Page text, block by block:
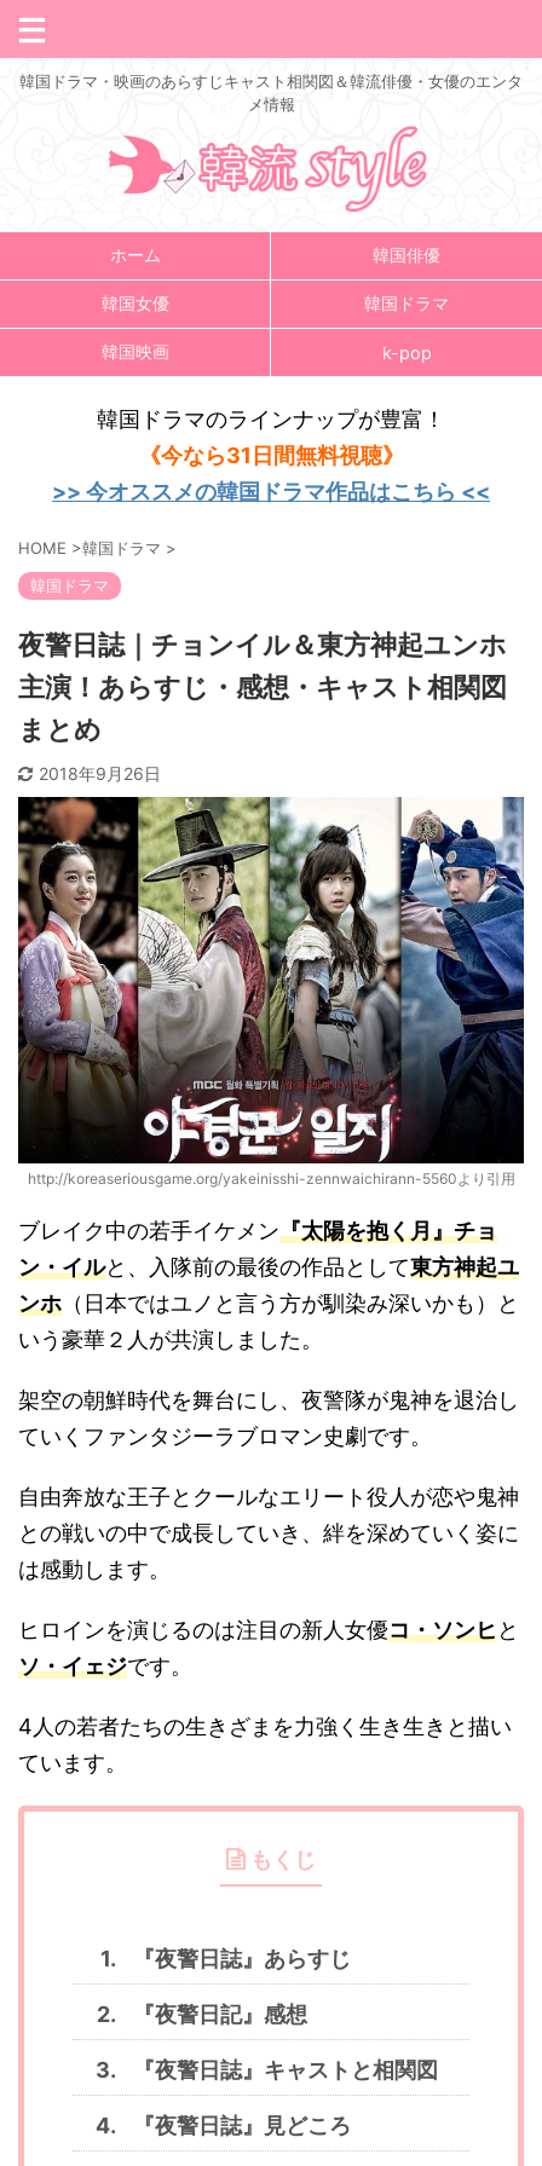
韓国ドラマ・映画のあらすじキャスト相関図＆韓流俳優・女優のエンタ
メ情報
ホーム 韓国俳優
韓国女優 韓国ドラマ
韓国映画 k-pop
韓国ドラマのラインナップが豊富！
《今なら31日間無料視聴》
>> 今オススメの韓国ドラマ作品はこちら <<
HOME >韓国ドラマ >
韓国ドラマ
夜警日誌｜チョンイル＆東方神起ユンホ
主演！あらすじ・感想・キャスト相関図
まとめ
2018年9月26日
http://koreaseriousgame.org/yakeinisshi-zennwaichirann-5560より引用
ブレイク中の若手イケメン『太陽を抱く月』チョ
ン・イルと、入隊前の最後の作品として東方神起ユ
ンホ （日本ではユノと言う方が馴染み深いかも）と
いう豪華２人が共演しました。
架空の朝鮮時代を舞台にし、夜警隊が鬼神を退治し
ていくファンタジーラブロマン史劇です。
自由奔放な王子とクールなエリート役人が恋や鬼神
との戦いの中で成長していき、絆を深めていく姿に
は感動します。
ヒロインを演じるのは注目の新人女優コ・ソンヒと
ソ・イェジです。
4人の若者たちの生きざまを力強く生き生きと描い
ています。
もくじ
『夜警日誌』あらすじ
『夜警日記』感想
『夜警日誌』キャストと相関図
『夜警日誌』見どころ